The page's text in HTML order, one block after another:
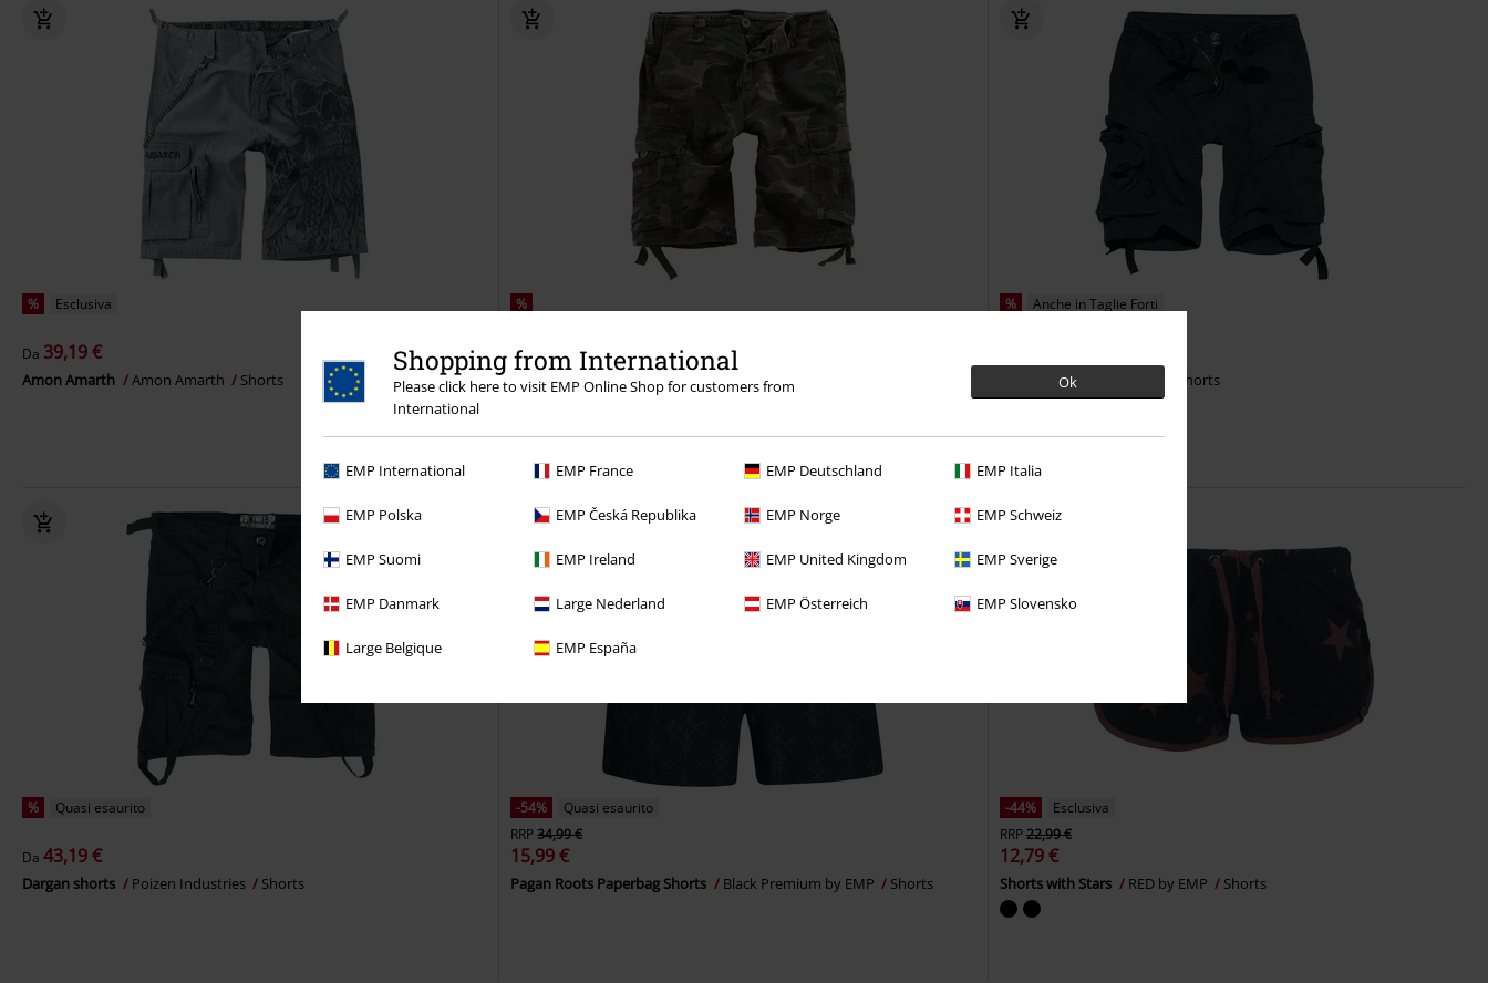
Shopping from International
Please click here to visit EMP Online Shop for customers from
International
Ok
EMP International EMP France EMP Deutschland EMP Italia
EMP Polska EMP Česká Republika EMP Norge EMP Schweiz
EMP Suomi EMP Ireland EMP United Kingdom EMP Sverige
EMP Danmark Large Nederland EMP Österreich EMP Slovensko
Large Belgique EMP España
% Esclusiva
Da 39,19 €
Amon Amarth Amon Amarth Shorts
%
39,19 €
Vintage Shorts Brandit Shorts
% Anche in Taglie Forti
Vintage Shorts Shorts
+4
% Quasi esaurito
Da 43,19 €
Dargan shorts Poizen Industries Shorts
-54%
Quasi esaurito
RRP34,99 €
15,99 €
Pagan Roots Paperbag Shorts Black Premium by EMP Shorts
-44%
Esclusiva
RRP22,99 €
12,79 €
Shorts with Stars RED by EMP Shorts